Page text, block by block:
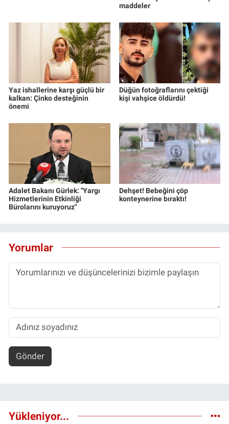
maddeler
Yaz ishallerine karşı güçlü bir
kalkan: Çinko desteğinin
önemi
Düğün fotoğraflarını çektiği
kişi vahşice öldürdü!
Adalet Bakanı Gürlek: "Yargı
Hizmetlerinin Etkinliği
Bürolarını kuruyoruz"
Dehşet! Bebeğini çöp
konteynerine bıraktı!
Yorumlar
Gönder
Yükleniyor...